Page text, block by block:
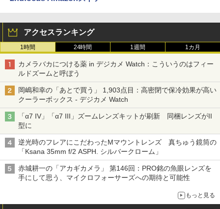
アクセスランキング
1時間 24時間 1週間 1カ月
カメラバカにつける薬 in デジカメ Watch：こういうのはフィー
ルドズームと呼ぼう
岡嶋和幸の「あとで買う」 1,903点目：高密閉で保冷効果が高い
クーラーボックス - デジカメ Watch
「α7 IV」「α7 III」ズームレンズキットが刷新 同梱レンズがII
型に
逆光時のフレアにこだわったMマウントレンズ 真ちゅう鏡筒の
「Ksana 35mm f/2 ASPH. シルバークローム」
赤城耕一の「アカギカメラ」 第146回：PRO銘の魚眼レンズを
手にして思う、マイクロフォーサーズへの期待と可能性
もっと見る